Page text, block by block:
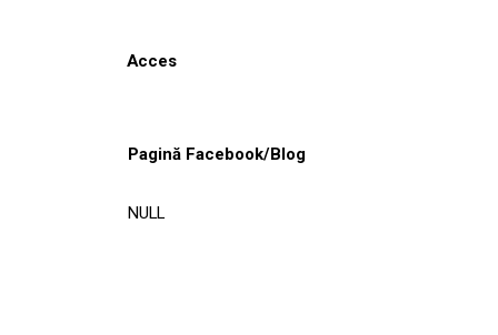
Acces
Pagină Facebook/Blog
NULL